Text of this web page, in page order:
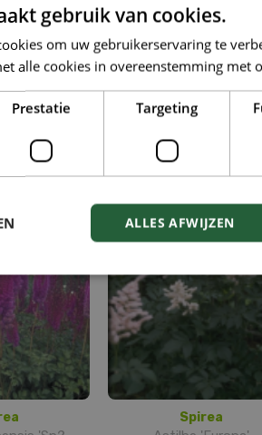
Sentinel'
Astilbe glaberrima var.
saxatilis
Spirea
gebruik van cookies.
om uw gebruikerservaring te
alle cookies in overeenstemming met
Prestatie Targeting
ALLES AFWIJZEN